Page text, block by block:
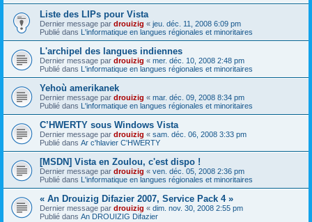
Liste des LIPs pour Vista
Dernier message par drouizig « jeu. déc. 11, 2008 6:09 pm
Publié dans L'informatique en langues régionales et minoritaires
L'archipel des langues indiennes
Dernier message par drouizig « mer. déc. 10, 2008 2:48 pm
Publié dans L'informatique en langues régionales et minoritaires
Yehoù amerikanek
Dernier message par drouizig « mar. déc. 09, 2008 8:34 pm
Publié dans L'informatique en langues régionales et minoritaires
C’HWERTY sous Windows Vista
Dernier message par drouizig « sam. déc. 06, 2008 3:33 pm
Publié dans Ar c'hlavier C'HWERTY
[MSDN] Vista en Zoulou, c'est dispo !
Dernier message par drouizig « ven. déc. 05, 2008 2:36 pm
Publié dans L'informatique en langues régionales et minoritaires
« An Drouizig Difazier 2007, Service Pack 4 »
Dernier message par drouizig « dim. nov. 30, 2008 2:55 pm
Publié dans An DROUIZIG Difazier